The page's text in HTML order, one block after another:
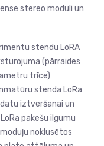
stereo moduli un
stendu LoRA
(pārraides
trīce)
stenda LoRa
iztveršanai un
pakešu ilgumu
noklusētos